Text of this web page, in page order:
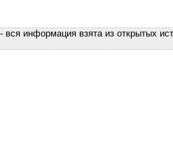
- вся информация взята из открытых